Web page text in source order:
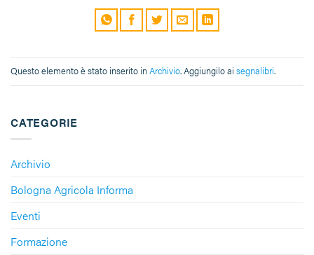
CATEGORIE
Archivio
Bologna Agricola Informa
Eventi
Formazione
Questo elemento è stato inserito inArchivio. Aggiungilo ai segnalibri.